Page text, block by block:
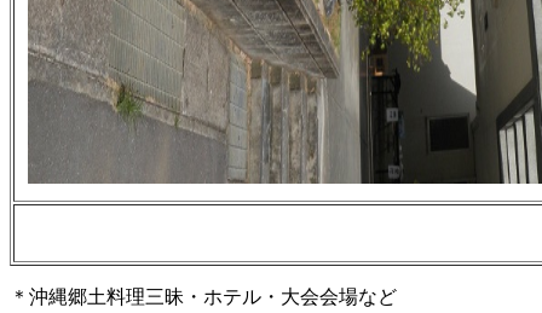
＊沖縄郷土料理三昧・ホテル・大会会場など